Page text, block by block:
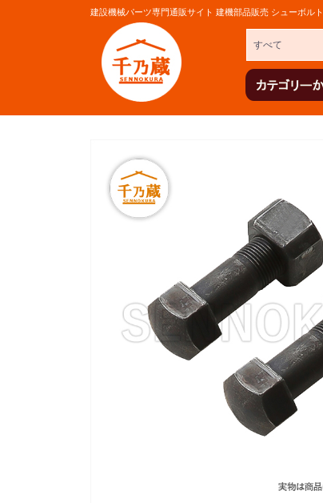
建設機械パーツ専門通販サイト 建機部品販売 シューボルト